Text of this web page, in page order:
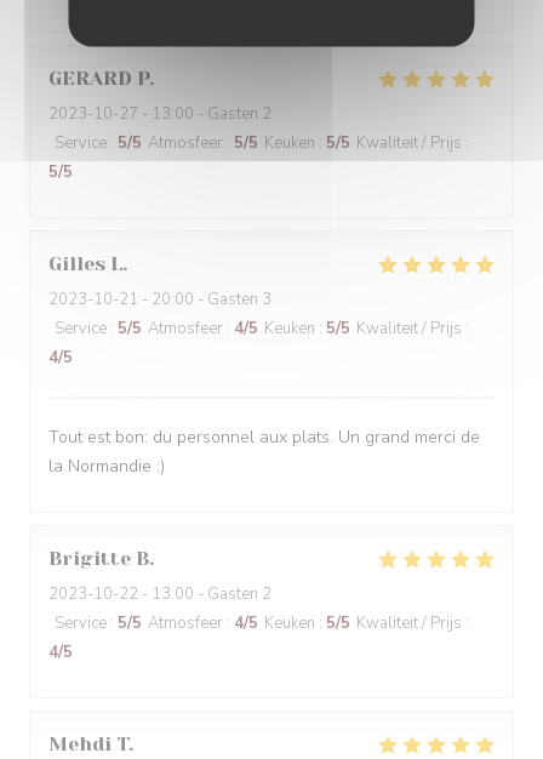
GERARD P
2023-10-27 - 13:00 - Gasten 2
Service : 5/5 Atmosfeer : 5/5 Keuken : 5/5 Kwaliteit / Prijs :
5/5
Gilles L
2023-10-21 - 20:00 - Gasten 3
Service : 5/5 Atmosfeer : 4/5 Keuken : 5/5 Kwaliteit / Prijs :
4/5
Tout est bon: du personnel aux plats. Un grand merci de
la Normandie :)
Brigitte B
2023-10-22 - 13:00 - Gasten 2
Service : 5/5 Atmosfeer : 4/5 Keuken : 5/5 Kwaliteit / Prijs :
4/5
Mehdi T